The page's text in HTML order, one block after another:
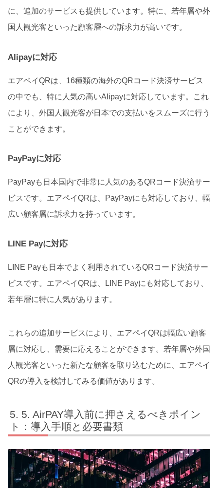
に、追加のサービスも提供しています。特に、若年層や外
国人観光客といった顧客層への訴求力が高いです。
Alipayに対応
エアペイQRは、16種類の海外のQRコード決済サービス
の中でも、特に人気の高いAlipayに対応しています。これ
により、外国人観光客が日本での支払いをスムーズに行う
ことができます。
PayPayに対応
PayPayも日本国内で非常に人気のあるQRコード決済サー
ビスです。エアペイQRは、PayPayにも対応しており、幅
広い顧客層に訴求力を持っています。
LINE Payに対応
LINE Payも日本でよく利用されているQRコード決済サー
ビスです。エアペイQRは、LINE Payにも対応しており、
若年層に特に人気があります。
これらの追加サービスにより、エアペイQRは幅広い顧客
層に対応し、需要に応えることができます。若年層や外国
人観光客といった新たな顧客を取り込むために、エアペイ
QRの導入を検討してみる価値があります。
5. AirPAY導入前に押さえるべきポイン
ト：導入手順と必要書類